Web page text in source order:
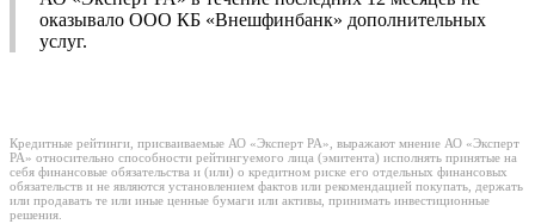
оказывало ООО КБ «Внешфинбанк» дополнительных
услуг.
Кредитные рейтинги, присваиваемые АО «Эксперт РА», выражают мнение АО «Эксперт
РА» относительно способности рейтингуемого лица (эмитента) исполнять принятые на
себя финансовые обязательства и (или) о кредитном риске его отдельных финансовых
обязательств и не являются установлением фактов или рекомендацией покупать, держать
или продавать те или иные ценные бумаги или активы, принимать инвестиционные
решения.